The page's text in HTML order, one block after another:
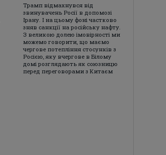
Трамп відмахнувся від
звинувачень Росії в допомозі
Ірану. І на цьому фоні частково
зняв санкції на російську нафту.
З великою долею імовірності ми
можемо говорити, що маємо
чергове потепління стосунків з
Росією, яку вчергове в Білому
домі розглядають як союзницю
перед переговорами з Китаєм